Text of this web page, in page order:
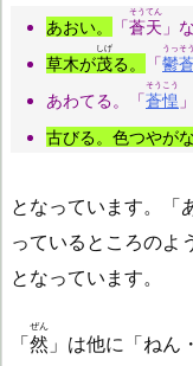
あおい。 「蒼天
そうてん
」
草木が茂
しげ
る。 「鬱
うっそう
あわてる。「蒼惶
そうこう
古びる。色つやがな
となっています。「
っているところのよ
となっています。
「然
ぜん
」は他に「ねん・